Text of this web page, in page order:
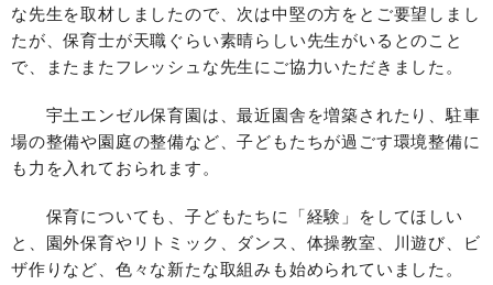
な先生を取材しましたので、次は中堅の方をとご要望しまし
たが、保育士が天職ぐらい素晴らしい先生がいるとのこと
で、またまたフレッシュな先生にご協力いただきました。
宇土エンゼル保育園は、最近園舎を増築されたり、駐車
場の整備や園庭の整備など、子どもたちが過ごす環境整備に
も力を入れておられます。
保育についても、子どもたちに「経験」をしてほしい
と、園外保育やリトミック、ダンス、体操教室、川遊び、ビ
ザ作りなど、色々な新たな取組みも始められていました。